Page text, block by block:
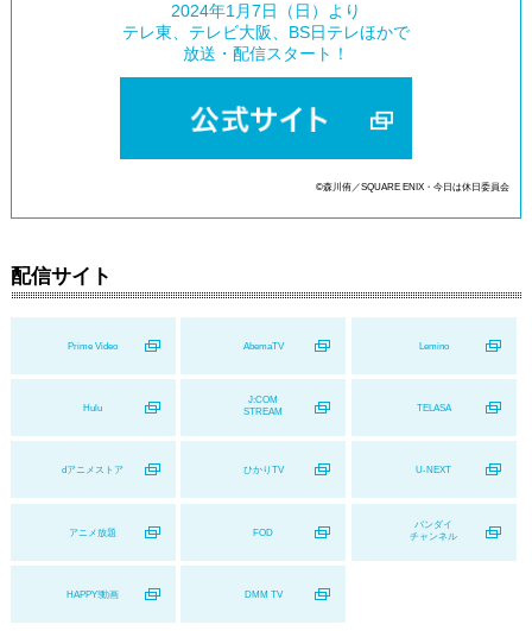
2024年1月7日（日）より
テレ東、テレビ大阪、BS日テレほかで
放送・配信スタート！
©森川侑／SQUARE ENIX・今日は休日委員会
配信サイト
Prime Video AbemaTV Lemino
Hulu
J:COM
STREAM
TELASA
dアニメストア ひかりTV U-NEXT
アニメ放題 FOD
バンダイ
チャンネル
HAPPY!動画 DMM TV